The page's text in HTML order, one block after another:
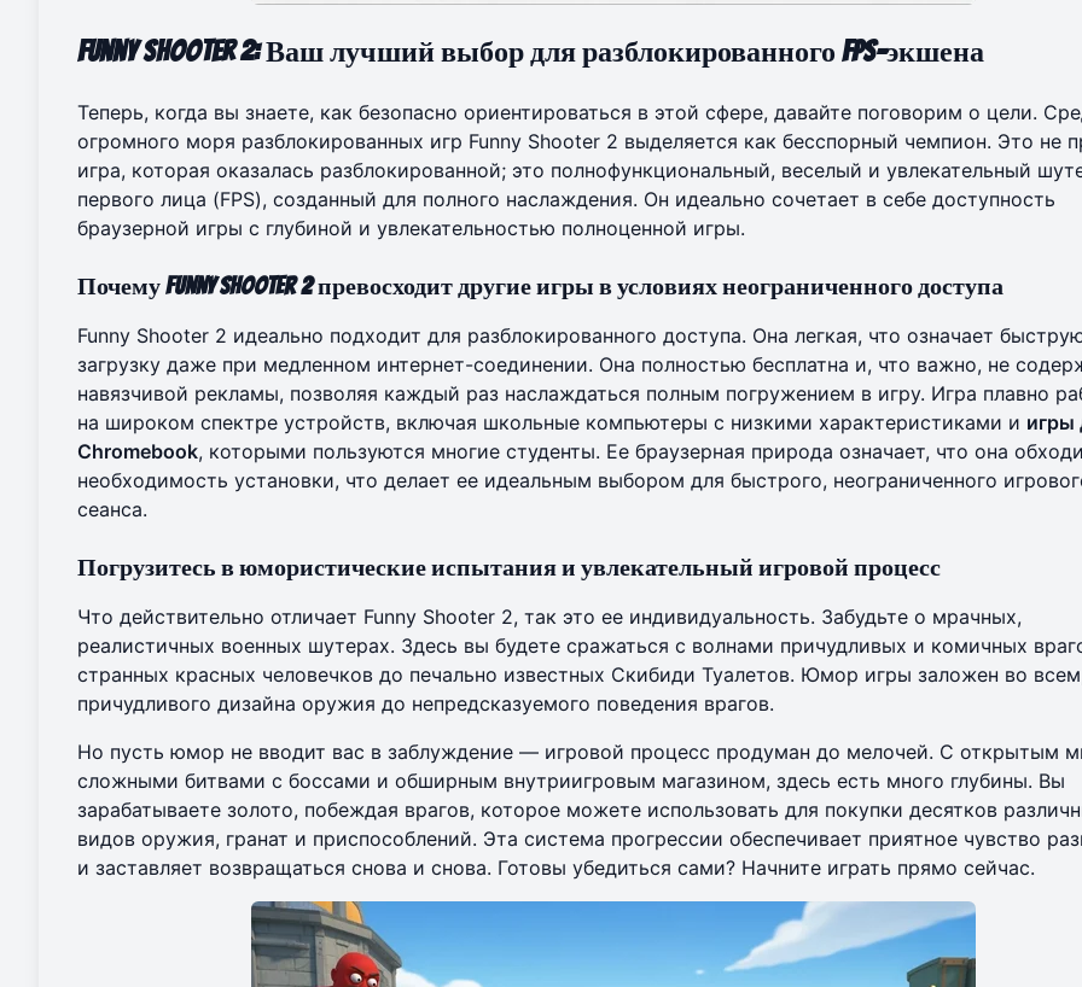
Funny Shooter 2: Ваш лучший выбор для разблокированного FPS-экшена
Теперь, когда вы знаете, как безопасно ориентироваться в этой сфере, давайте поговорим о цели.
огромного моря разблокированных игр Funny Shooter 2 выделяется как бесспорный чемпион. Это не
игра, которая оказалась разблокированной; это полнофункциональный, веселый и увлекательный
первого лица (FPS), созданный для полного наслаждения. Он идеально сочетает в себе доступность
браузерной игры с глубиной и увлекательностью полноценной игры.
Почему Funny Shooter 2 превосходит другие игры в условиях неограниченного доступа
Funny Shooter 2 идеально подходит для разблокированного доступа. Она легкая, что означает
загрузку даже при медленном интернет-соединении. Она полностью бесплатна и, что важно, не
навязчивой рекламы, позволяя каждый раз наслаждаться полным погружением в игру. Игра плавно
на широком спектре устройств, включая школьные компьютеры с низкими характеристиками и игры
Chromebook, которыми пользуются многие студенты. Ее браузерная природа означает, что она
необходимость установки, что делает ее идеальным выбором для быстрого, неограниченного
сеанса.
Погрузитесь в юмористические испытания и увлекательный игровой процесс
Что действительно отличает Funny Shooter 2, так это ее индивидуальность. Забудьте о мрачных,
реалистичных военных шутерах. Здесь вы будете сражаться с волнами причудливых и комичных
странных красных человечков до печально известных Скибиди Туалетов. Юмор игры заложен во
причудливого дизайна оружия до непредсказуемого поведения врагов.
Но пусть юмор не вводит вас в заблуждение — игровой процесс продуман до мелочей. С открытым
сложными битвами с боссами и обширным внутриигровым магазином, здесь есть много глубины. Вы
зарабатываете золото, побеждая врагов, которое можете использовать для покупки десятков
видов оружия, гранат и приспособлений. Эта система прогрессии обеспечивает приятное чувство
и заставляет возвращаться снова и снова. Готовы убедиться сами? Начните играть прямо сейчас.